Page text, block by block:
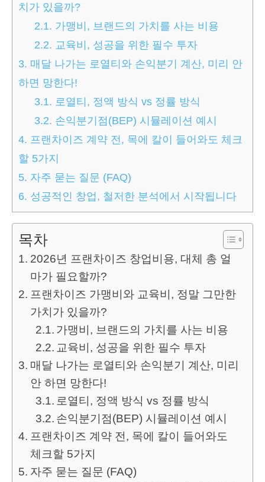
치가 있을까?
2.1. 가맹비, 브랜드의 가치를 사는 비용
2.2. 교육비, 성공을 위한 필수 투자
3. 매달 나가는 로열티와 손익분기 계산, 미리 안
하면 망한다!
3.1. 로열티, 정액 방식 vs 정률 방식
3.2. 손익분기점(BEP) 시뮬레이션 예시
4. 프랜차이즈 계약 전, 목에 칼이 들어와도 체크
할 5가지
5. 자주 묻는 질문 (FAQ)
6. 성공적인 창업, 철저한 분석에서 시작됩니다
목차
2026년 프랜차이즈 창업비용, 대체 총 얼
마가 필요할까?
프랜차이즈 가맹비와 교육비, 정말 그만한
가치가 있을까?
가맹비, 브랜드의 가치를 사는 비용
교육비, 성공을 위한 필수 투자
매달 나가는 로열티와 손익분기 계산, 미리
안 하면 망한다!
로열티, 정액 방식 vs 정률 방식
손익분기점(BEP) 시뮬레이션 예시
프랜차이즈 계약 전, 목에 칼이 들어와도
체크할 5가지
자주 묻는 질문 (FAQ)